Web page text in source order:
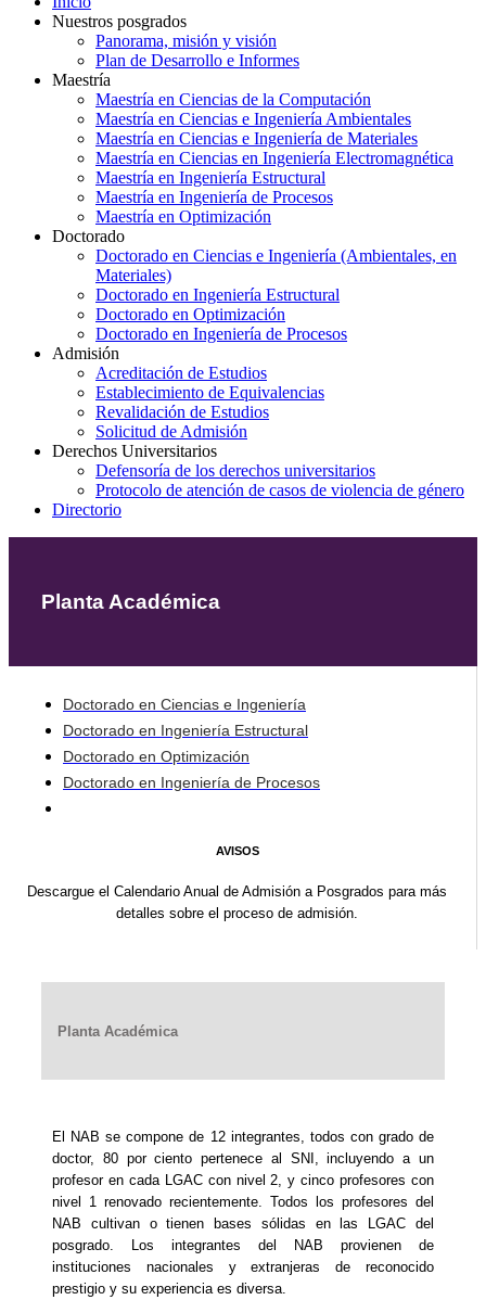
Nuestros posgrados
Panorama, misión y visión
Plan de Desarrollo e Informes
Maestría
Maestría en Ciencias de la Computación
Maestría en Ciencias e Ingeniería Ambientales
Maestría en Ciencias e Ingeniería de Materiales
Maestría en Ciencias en Ingeniería Electromagnética
Maestría en Ingeniería Estructural
Maestría en Ingeniería de Procesos
Maestría en Optimización
Doctorado
Doctorado en Ciencias e Ingeniería (Ambientales, en
Materiales)
Doctorado en Ingeniería Estructural
Doctorado en Optimización
Doctorado en Ingeniería de Procesos
Admisión
Acreditación de Estudios
Establecimiento de Equivalencias
Revalidación de Estudios
Solicitud de Admisión
Derechos Universitarios
Defensoría de los derechos universitarios
Protocolo de atención de casos de violencia de género
Directorio
Planta Académica
Doctorado en Ciencias e Ingeniería
Doctorado en Ingeniería Estructural
Doctorado en Optimización
Doctorado en Ingeniería de Procesos
AVISOS
Descargue el Calendario Anual de Admisión a Posgrados para más
detalles sobre el proceso de admisión.
Planta Académica
El NAB se compone de 12 integrantes, todos con grado de
doctor, 80 por ciento pertenece al SNI, incluyendo a un
profesor en cada LGAC con nivel 2, y cinco profesores con
nivel 1 renovado recientemente. Todos los profesores del
NAB cultivan o tienen bases sólidas en las LGAC del
posgrado. Los integrantes del NAB provienen de
instituciones nacionales y extranjeras de reconocido
prestigio y su experiencia es diversa.